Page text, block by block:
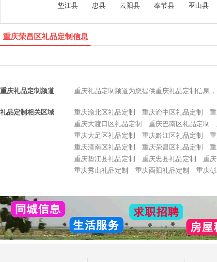
垫江县 忠县 云阳县 奉节县 巫山县
重庆荣昌区礼品定制信息
重庆礼品定制频道 重庆礼品定制频道为您提供重庆礼品定制信息
礼品定制相关区域 重庆渝北区礼品定制 重庆渝中区礼品定制
重庆大渡口区礼品定制
重庆巴南区礼品定制
重庆大足区礼品定制
重庆黔江区礼品定制
重庆潼南区礼品定制
重庆荣昌区礼品定制
重庆垫江县礼品定制
重庆忠县礼品定制
重
重庆秀山礼品定制
重庆酉阳礼品定制 重庆